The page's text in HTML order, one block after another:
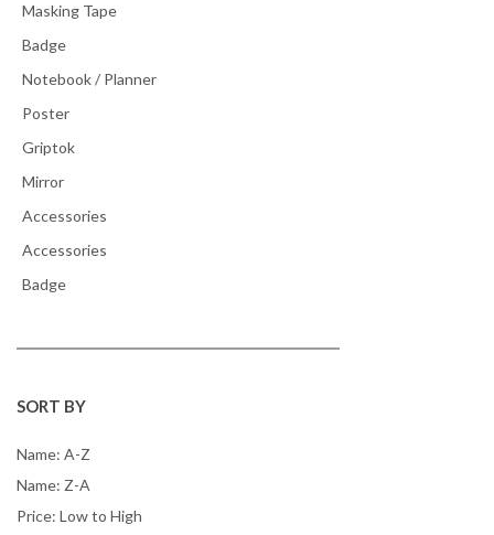
Masking Tape
Badge
Notebook / Planner
Poster
Griptok
Mirror
Accessories
Accessories
Badge
SORT BY
Name: A-Z
Name: Z-A
Price: Low to High